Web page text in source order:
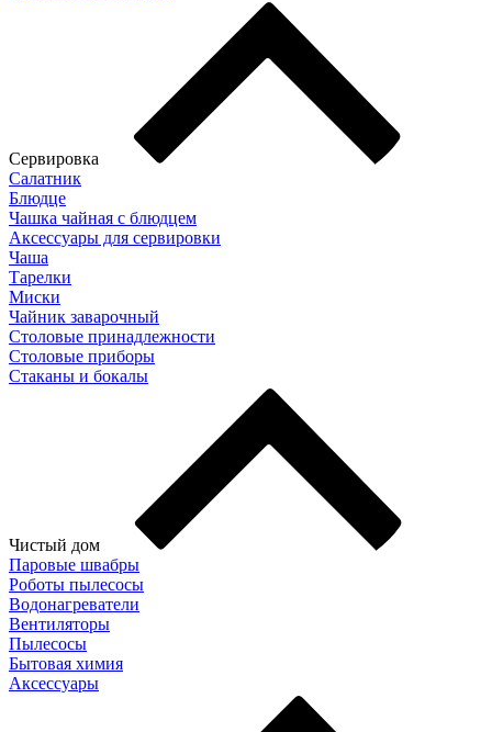
Сервировка
Салатник
Блюдце
Чашка чайная с блюдцем
Аксессуары для сервировки
Чаша
Тарелки
Миски
Чайник заварочный
Столовые принадлежности
Столовые приборы
Стаканы и бокалы
Чистый дом
Паровые швабры
Роботы пылесосы
Водонагреватели
Вентиляторы
Пылесосы
Бытовая химия
Аксессуары